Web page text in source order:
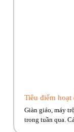
Tiêu điểm
Giàn giáo, máy
trong tuần qua.